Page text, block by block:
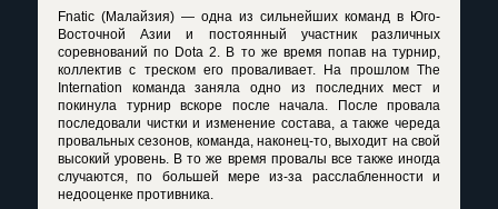
Fnatic (Малайзия) — одна из сильнейших команд в Юго-
Восточной Азии и постоянный участник различных
соревнований по Dota 2. В то же время попав на турнир,
коллектив с треском его проваливает. На прошлом The
Internation команда заняла одно из последних мест и
покинула турнир вскоре после начала. После провала
последовали чистки и изменение состава, а также череда
провальных сезонов, команда, наконец-то, выходит на свой
высокий уровень. В то же время провалы все также иногда
случаются, по большей мере из-за расслабленности и
недооценке противника.